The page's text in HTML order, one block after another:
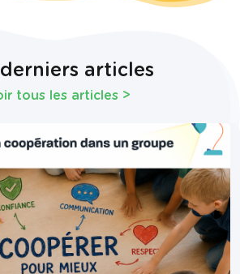
derniers articles
tous les articles >